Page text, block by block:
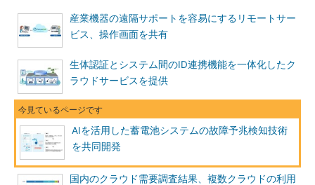
産業機器の遠隔サポートを容易にするリモートサー
ビス、操作画面を共有
生体認証とシステム間のID連携機能を一体化したク
ラウドサービスを提供
AIを活用した蓄電池システムの故障予兆検知技術
を共同開発
国内のクラウド需要調査結果、複数クラウドの利用